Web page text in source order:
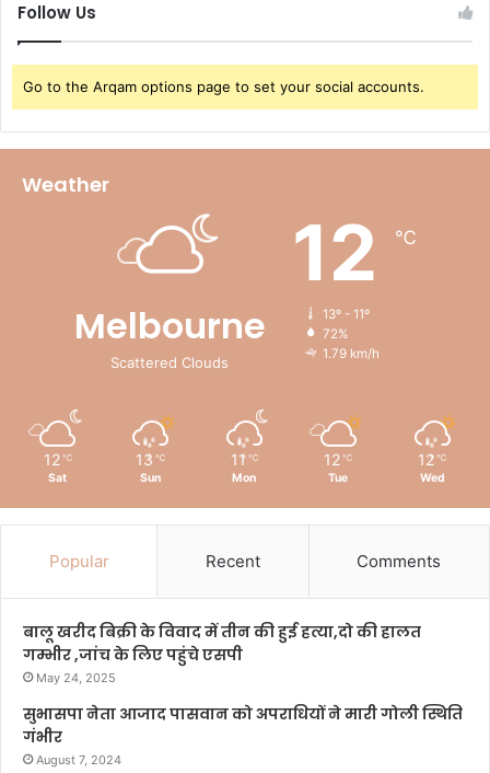
Follow Us
Go to the Arqam options page to set your social accounts.
Weather
Melbourne
Scattered Clouds
12 ℃
13º - 11º
72%
1.79 km/h
12 ℃
Sat
13 ℃
Sun
11 ℃
Mon
12 ℃
Tue
12 ℃
Wed
Popular Recent Comments
बालू खरीद बिक्री के विवाद में तीन की हुई हत्या,दो की हालत
गम्भीर ,जांच के लिए पहुंचे एसपी
May 24, 2025
सुभासपा नेता आजाद पासवान को अपराधियों ने मारी गोली स्थिति
गंभीर
August 7, 2024